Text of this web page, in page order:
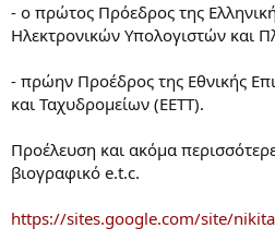
The two Divisions of Electronics and
activities independently till 1987,
the Institute of Informatics &
Microelectronics and the Computer
- ο πρώτος Πρόεδρος της
Ηλεκτρονικών Υπολογιστών και
- πρώην Προέδρος της Εθνικής
και Ταχυδρομείων (ΕΕΤΤ).
Προέλευση και ακόμα
βιογραφικό e.t.c.
https://sites.google.com/site/